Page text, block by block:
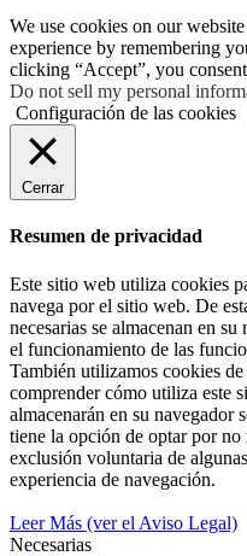
We use cookies on our
experience by remembering
clicking “Accept”, you
Do not sell my personal
Configuración de las cookies
Cerrar
Resumen de privacidad
Este sitio web utiliza cookies
navega por el sitio web. De
necesarias se almacenan en
el funcionamiento de las
También utilizamos cookies
comprender cómo utiliza este
almacenarán en su navegador
tiene la opción de optar por no
exclusión voluntaria de
experiencia de navegación.
Leer Más (ver el Aviso Legal)
Necesarias